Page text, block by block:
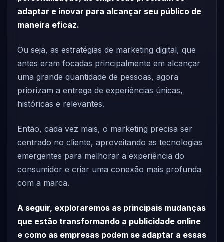
adaptar e inovar para alcançar seu público de
maneira eficaz.
Ou seja, as estratégias de marketing digital, que
antes eram focadas principalmente em alcançar
uma grande quantidade de pessoas, agora
priorizam a entrega de experiências únicas,
históricas e relevantes.
Então, cada vez mais, o marketing precisa ser
centrado no cliente, aproveitando as tecnologias
emergentes para melhorar a experiência do
consumidor e criar uma conexão mais profunda
com a marca.
A seguir, exploraremos as principais mudanças
que estão transformando a publicidade online
e como as empresas podem se adaptar a essas